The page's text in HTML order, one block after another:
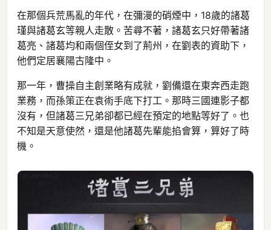
在那個兵荒馬亂的年代，在彌漫的硝煙中，18歲的諸葛
瑾與諸葛玄等親人走散。苦尋不著，諸葛玄只好帶著諸
葛亮、諸葛均和兩個侄女到了荊州，在劉表的資助下，
他們定居襄陽古隆中。
那一年，曹操自主創業略有成就，劉備還在東奔西走跑
業務，而孫策正在袁術手底下打工。那時三國連影子都
沒有，但諸葛三兄弟卻都已經在預定的地點等好了。也
不知是天意使然，還是他諸葛先輩能掐會算，算好了時
機。